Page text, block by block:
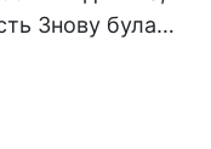
Знову була…